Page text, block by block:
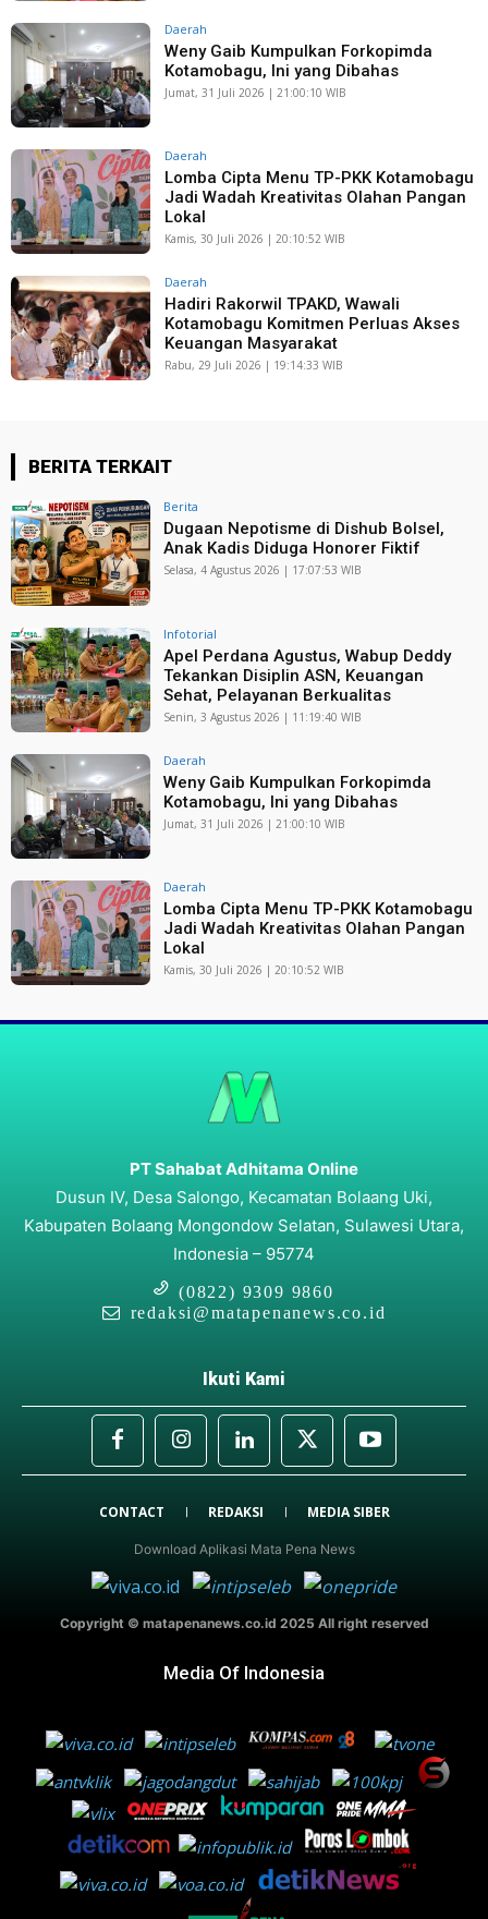
Daerah
Weny Gaib Kumpulkan Forkopimda
Kotamobagu, Ini yang Dibahas
Jumat, 31 Juli 2026 | 21:00:10 WIB
Daerah
Lomba Cipta Menu TP-PKK Kotamobagu
Jadi Wadah Kreativitas Olahan Pangan
Lokal
Kamis, 30 Juli 2026 | 20:10:52 WIB
Daerah
Hadiri Rakorwil TPAKD, Wawali
Kotamobagu Komitmen Perluas Akses
Keuangan Masyarakat
Rabu, 29 Juli 2026 | 19:14:33 WIB
BERITA TERKAIT
Berita
Dugaan Nepotisme di Dishub Bolsel,
Anak Kadis Diduga Honorer Fiktif
Selasa, 4 Agustus 2026 | 17:07:53 WIB
Infotorial
Apel Perdana Agustus, Wabup Deddy
Tekankan Disiplin ASN, Keuangan
Sehat, Pelayanan Berkualitas
Senin, 3 Agustus 2026 | 11:19:40 WIB
Daerah
Weny Gaib Kumpulkan Forkopimda
Kotamobagu, Ini yang Dibahas
Jumat, 31 Juli 2026 | 21:00:10 WIB
Daerah
Lomba Cipta Menu TP-PKK Kotamobagu
Jadi Wadah Kreativitas Olahan Pangan
Lokal
Kamis, 30 Juli 2026 | 20:10:52 WIB
PT Sahabat Adhitama Online
Dusun IV, Desa Salongo, Kecamatan Bolaang Uki,
Kabupaten Bolaang Mongondow Selatan, Sulawesi Utara,
Indonesia – 95774
(0822) 9309 9860
redaksi@matapenanews.co.id
Ikuti Kami
CONTACT REDAKSI MEDIA SIBER
Download Aplikasi Mata Pena News
Copyright © matapenanews.co.id 2025 All right reserved
Media Of Indonesia